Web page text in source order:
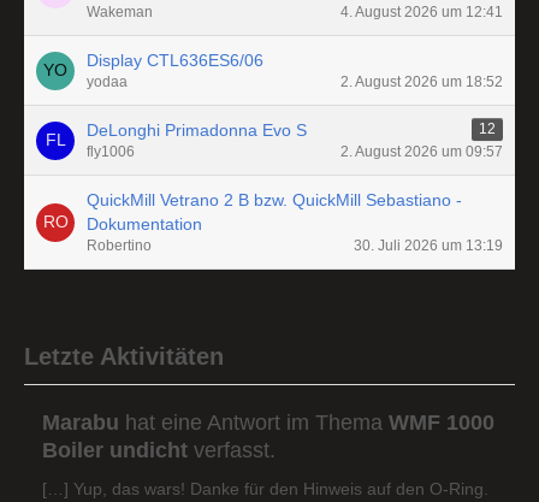
Wakeman 4. August 2026 um 12:41
Display CTL636ES6/06
yodaa 2. August 2026 um 18:52
DeLonghi Primadonna Evo S
12
fly1006
2. August 2026 um 09:57
QuickMill Vetrano 2 B bzw. QuickMill Sebastiano -
Dokumentation
Robertino 30. Juli 2026 um 13:19
Letzte Aktivitäten
Marabu hat eine Antwort im Thema WMF 1000
Boiler undicht verfasst.
[…] Yup, das wars! Danke für den Hinweis auf den O-Ring.